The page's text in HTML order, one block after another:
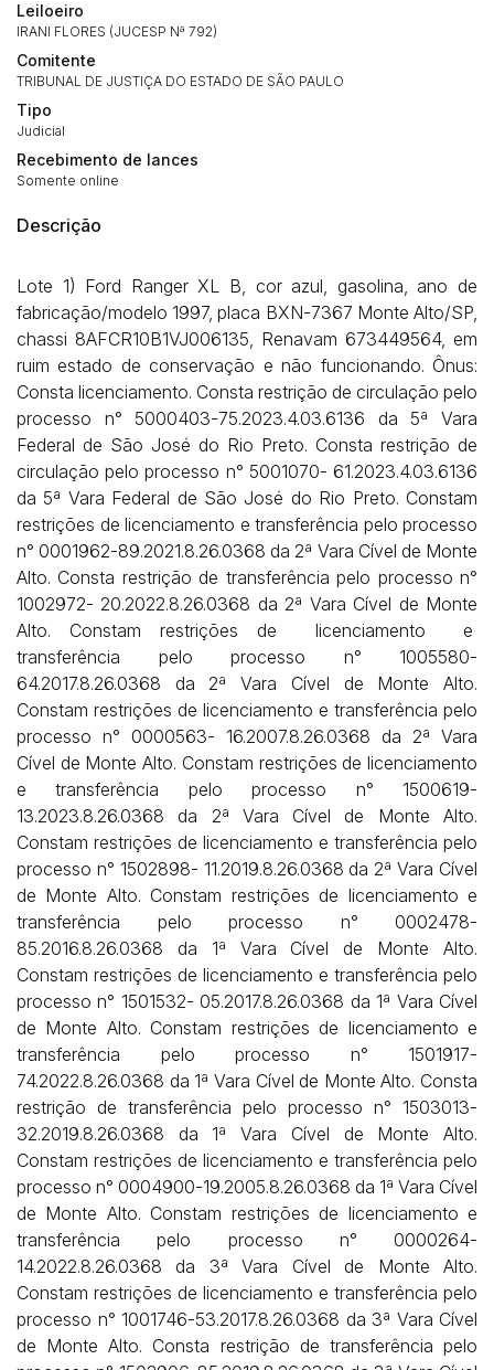
Leiloeiro
IRANI FLORES (JUCESP Nª 792)
Comitente
TRIBUNAL DE JUSTIÇA DO ESTADO DE SÃO PAULO
Tipo
Judicial
Recebimento de lances
Somente online
Descrição
Lote 1) Ford Ranger XL B, cor azul, gasolina, ano de
fabricação/modelo 1997, placa BXN-7367 Monte Alto/SP,
chassi 8AFCR10B1VJ006135, Renavam 673449564, em
ruim estado de conservação e não funcionando. Ônus:
Consta licenciamento. Consta restrição de circulação pelo
processo n° 5000403-75.2023.4.03.6136 da 5ª Vara
Federal de São José do Rio Preto. Consta restrição de
circulação pelo processo n° 5001070- 61.2023.4.03.6136
da 5ª Vara Federal de São José do Rio Preto. Constam
restrições de licenciamento e transferência pelo processo
n° 0001962-89.2021.8.26.0368 da 2ª Vara Cível de Monte
Alto. Consta restrição de transferência pelo processo n°
1002972- 20.2022.8.26.0368 da 2ª Vara Cível de Monte
Alto. Constam restrições de
licenciamento
e
transferência
pelo processo n°
1005580-
64.2017.8.26.0368 da 2ª Vara Cível de Monte Alto.
Constam restrições de licenciamento e transferência pelo
processo n° 0000563- 16.2007.8.26.0368 da 2ª Vara
Cível de Monte Alto. Constam restrições de licenciamento
e transferência pelo processo n° 1500619-
13.2023.8.26.0368 da 2ª Vara Cível de Monte Alto.
Constam restrições de licenciamento e transferência pelo
processo n° 1502898- 11.2019.8.26.0368 da 2ª Vara Cível
de Monte Alto. Constam restrições de licenciamento e
transferência pelo processo n° 0002478-
85.2016.8.26.0368 da 1ª Vara Cível de Monte Alto.
Constam restrições de licenciamento e transferência pelo
processo n° 1501532- 05.2017.8.26.0368 da 1ª Vara Cível
de Monte Alto. Constam restrições de licenciamento e
transferência pelo processo n° 1501917-
74.2022.8.26.0368 da 1ª Vara Cível de Monte Alto. Consta
restrição de transferência pelo processo n° 1503013-
32.2019.8.26.0368 da 1ª Vara Cível de Monte Alto.
Constam restrições de licenciamento e transferência pelo
processo n° 0004900-19.2005.8.26.0368 da 1ª Vara Cível
de Monte Alto. Constam restrições de licenciamento e
transferência pelo processo n° 0000264-
14.2022.8.26.0368 da 3ª Vara Cível de Monte Alto.
Constam restrições de licenciamento e transferência pelo
processo n° 1001746-53.2017.8.26.0368 da 3ª Vara Cível
de Monte Alto. Consta restrição de transferência pelo